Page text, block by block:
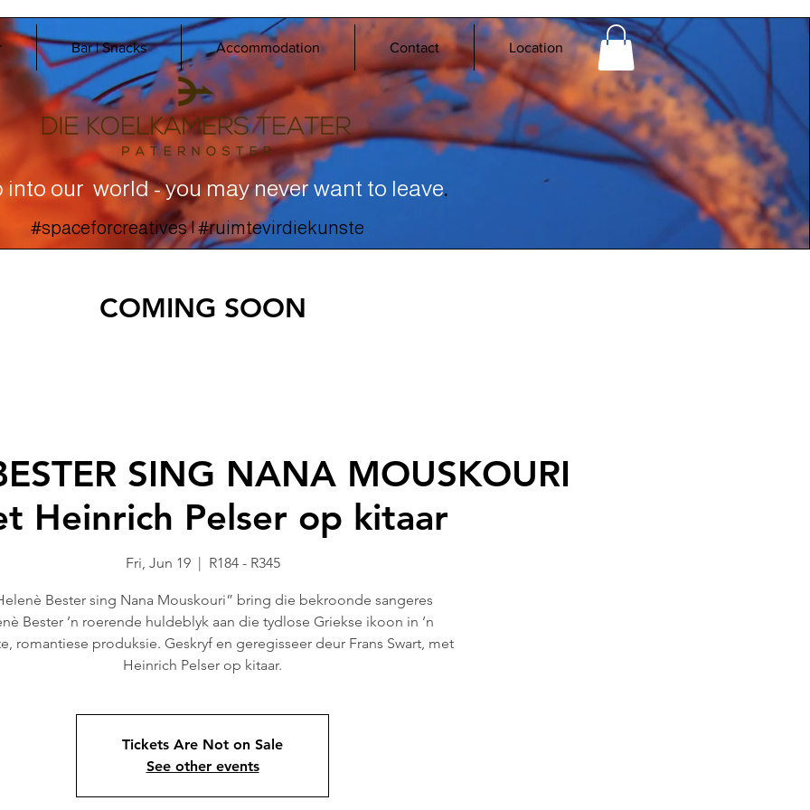
Bar | Snacks Accommodation Contact Location
into our world - you may never want to leave.
#spaceforcreatives | #ruimtevirdiekunste
COMING SOON
SING NANA MOUSKOURI
Heinrich Pelser op kitaar
Fri, Jun 19
  |
R184 - R345
Bester sing Nana Mouskouri” bring die bekroonde sangeres
Bester ’n roerende huldeblyk aan die tydlose Griekse ikoon in ’n
romantiese produksie. Geskryf en geregisseer deur Frans Swart, met
Heinrich Pelser op kitaar.
Tickets Are Not on Sale
See other events